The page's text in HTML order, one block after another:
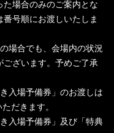
場合のみのご案内とな
号順にお渡しいたしま
場合でも、会場内の状況
ざいます。予めご了承
入場予備券」のお渡しは
だきます。
入場予備券」及び「特典